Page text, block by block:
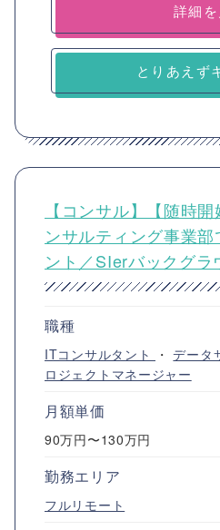
詳細
とりあえず
【コンサル】【随時
ンサルティング事業
ント／SIerバックグラ
職種
ITコンサルタント ・データ
ロジェクトマネージャー
月額単価
90万円〜130万円
勤務エリア
フルリモート